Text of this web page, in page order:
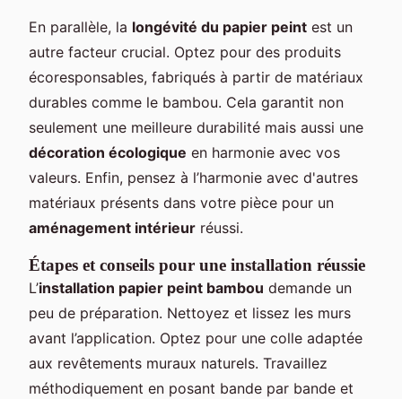
En parallèle, la longévité du papier peint est un
autre facteur crucial. Optez pour des produits
écoresponsables, fabriqués à partir de matériaux
durables comme le bambou. Cela garantit non
seulement une meilleure durabilité mais aussi une
décoration écologique en harmonie avec vos
valeurs. Enfin, pensez à l’harmonie avec d'autres
matériaux présents dans votre pièce pour un
aménagement intérieur réussi.
Étapes et conseils pour une installation réussie
L’installation papier peint bambou demande un
peu de préparation. Nettoyez et lissez les murs
avant l’application. Optez pour une colle adaptée
aux revêtements muraux naturels. Travaillez
méthodiquement en posant bande par bande et